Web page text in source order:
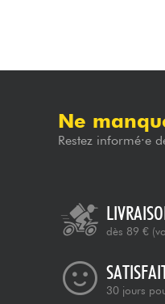
Ne
Restez informé·e
dès 89 €
30 jours